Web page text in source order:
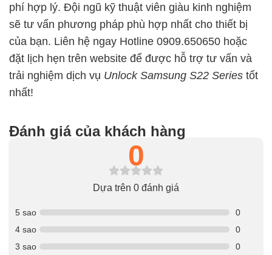
phí hợp lý. Đội ngũ kỹ thuật viên giàu kinh nghiệm
sẽ tư vấn phương pháp phù hợp nhất cho thiết bị
của bạn. Liên hệ ngay Hotline 0909.650650 hoặc
đặt lịch hẹn trên website để được hỗ trợ tư vấn và
trải nghiệm dịch vụ Unlock Samsung S22 Series tốt
nhất!
Đánh giá của khách hàng
0
Dựa trên 0 đánh giá
5 sao
0
4 sao
0
3 sao
0